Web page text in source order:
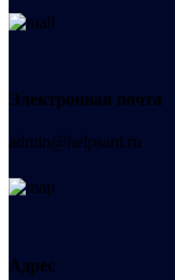
Электронная почта
admin@helpsant.ru
Адрес